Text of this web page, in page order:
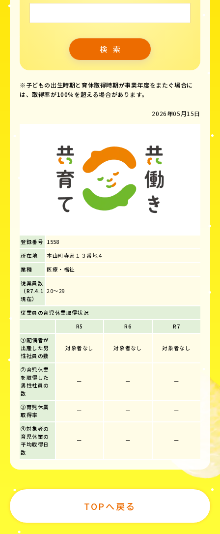
※子どもの出生時期と育休取得時期が事業年度をまたぐ場合に
は、取得率が100％を超える場合があります。
2026年05月15日
登録番号 1558
所在地
本山町寺家１３番地４
業種
医療・福祉
従業員数
（R7.4.1
現在）
20～29
従業員の育児休業取得状況
R5
R6
R7
①配偶者が
出産した男
性社員の数
対象者なし 対象者なし 対象者なし
②育児休業
を取得した
男性社員の
数
ー ー ー
③育児休業
取得率
ー ー ー
④対象者の
育児休業の
平均取得日
数
ー ー ー
TOPへ戻る